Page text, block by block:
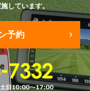
しています。
予約